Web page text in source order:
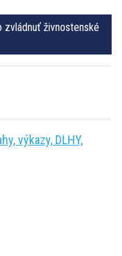
zvládnuť živnostenské
výkazy, DLHY,